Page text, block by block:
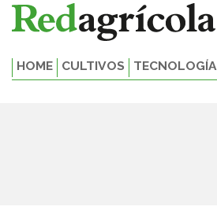
HOME CULTIVOS TECNOLOGÍA